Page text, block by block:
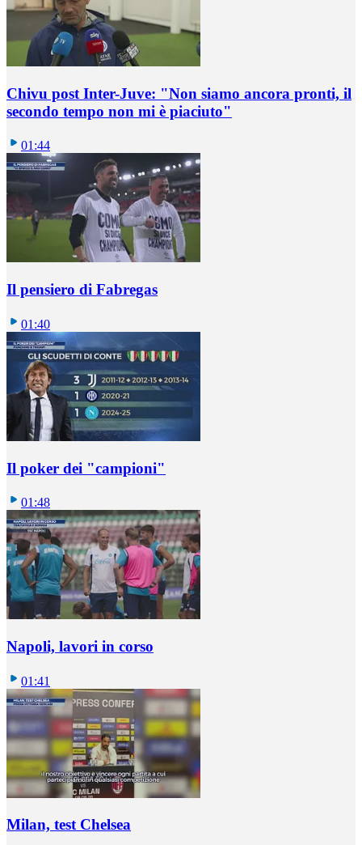
Chivu post Inter-Juve: "Non siamo ancora pronti, il
secondo tempo non mi è piaciuto"
01:44
Il pensiero di Fabregas
01:40
Il poker dei "campioni"
01:48
Napoli, lavori in corso
01:41
Milan, test Chelsea